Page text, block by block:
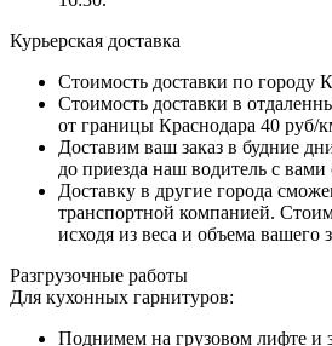
Курьерская доставка
Стоимость доставки по городу
Стоимость доставки в
от границы Краснодара 40 руб/
Доставим ваш заказ в будние
до приезда наш водитель с вами
Доставку в другие города
транспортной компанией.
исходя из веса и объема вашего
Разгрузочные работы
Для кухонных гарнитуров:
Поднимем на грузовом лифте и